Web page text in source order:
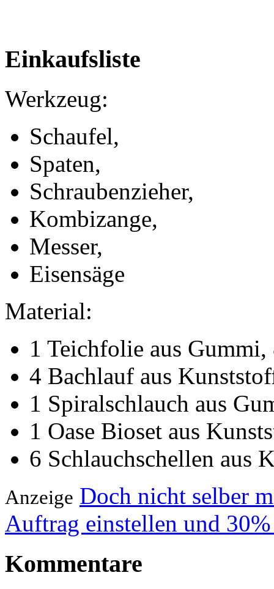
Einkaufsliste
Werkzeug:
Schaufel,
Spaten,
Schraubenzieher,
Kombizange,
Messer,
Eisensäge
Material:
1 Teichfolie aus Gummi,
4 Bachlauf aus
1 Spiralschlauch aus
1 Oase Bioset aus
6 Schlauchschellen aus
Anzeige Doch nicht selber
Auftrag einstellen und
Kommentare